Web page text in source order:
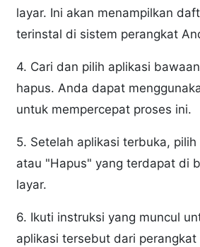
layar. Ini akan menampilkan
terinstal di sistem perangkat
4. Cari dan pilih aplikasi
hapus. Anda dapat
untuk mempercepat proses ini.
5. Setelah aplikasi terbuka,
atau "Hapus" yang terdapat di
layar.
6. Ikuti instruksi yang muncul
aplikasi tersebut dari